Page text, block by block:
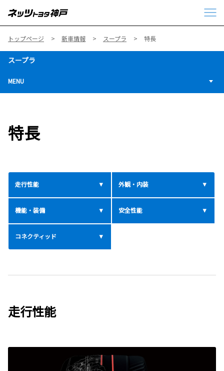
トップページ 新車情報 スープラ 特長
スープラ
MENU
特長
走行性能 外観・内装
機能・装備 安全性能
コネクティッド
走行性能